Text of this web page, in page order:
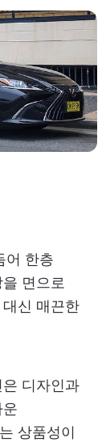
어 한층
면으로
신 매끈한
디자인과
상품성이